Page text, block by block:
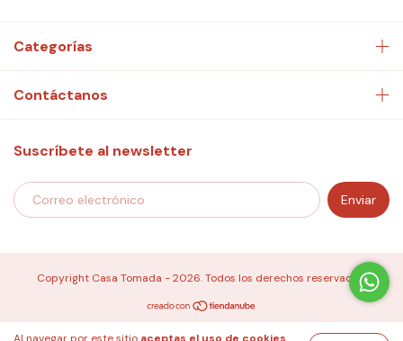
Categorías
Contáctanos
Suscríbete al newsletter
Copyright Casa Tomada - 2026. Todos los derechos reservados.